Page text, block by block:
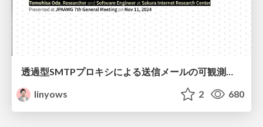
透過型SMTPプロキシによる送信メールの可観測性向上: Update Edition / Improved observability of outgoing emails with transparent smtp proxy: Update edition
linyows
2 680